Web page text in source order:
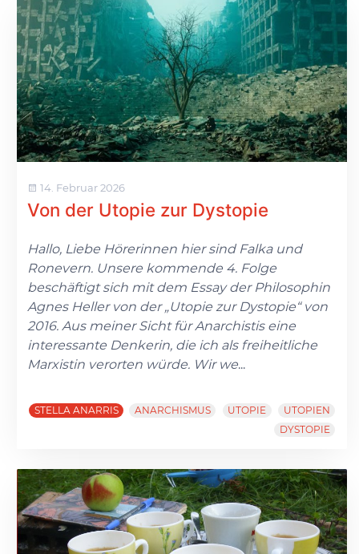
14. Februar 2026
Von der Utopie zur Dystopie
Hallo, Liebe Hörerinnen hier sind Falka und
Ronevern. Unsere kommende 4. Folge
beschäftigt sich mit dem Essay der Philosophin
Agnes Heller von der „Utopie zur Dystopie“ von
2016. Aus meiner Sicht für Anarchistis eine
interessante Denkerin, die ich als freiheitliche
Marxistin verorten würde. Wir we...
STELLA ANARRIS ANARCHISMUS UTOPIE
UTOPIEN
DYSTOPIE